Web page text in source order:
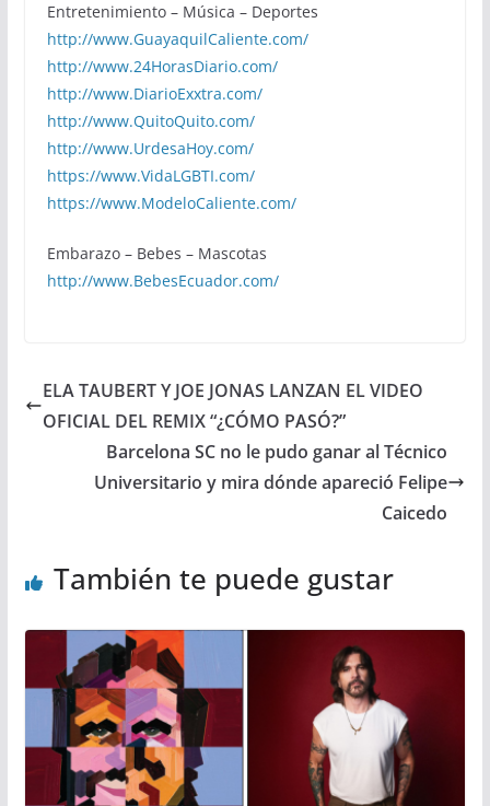
Entretenimiento – Música – Deportes
http://www.GuayaquilCaliente.com/
http://www.24HorasDiario.com/
http://www.DiarioExxtra.com/
http://www.QuitoQuito.com/
http://www.UrdesaHoy.com/
https://www.VidaLGBTI.com/
https://www.ModeloCaliente.com/
Embarazo – Bebes – Mascotas
http://www.BebesEcuador.com/
ELA TAUBERT Y JOE JONAS LANZAN EL VIDEO
OFICIAL DEL REMIX “¿CÓMO PASÓ?”
Barcelona SC no le pudo ganar al Técnico
Universitario y mira dónde apareció Felipe
Caicedo
También te puede gustar